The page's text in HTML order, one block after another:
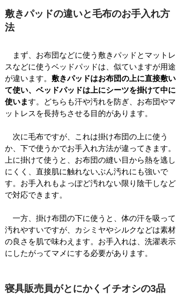
敷きパッドの違いと毛布のお手入れ方
法
まず、お布団などに使う敷きパッドとマットレ
スなどに使うベッドパッドは、似ていますが用途
が違います。 敷きパッドはお布団の上に直接敷い
て使い、ベッドパッドは上にシーツを掛けて中に
使います。どちらも汗や汚れを防ぎ、お布団やマ
ットレスを長持ちさせる目的があります。
次に毛布ですが、これは掛け布団の上に使う
か、下で使うかでお手入れ方法が違ってきます。
上に掛けて使うと、お布団の縫い目から熱を逃し
にくく、直接肌に触れないぶん汚れにも強いで
す。お手入れもよっぽど汚れない限り陰干しなど
で対応できます。
一方、掛け布団の下に使うと、体の汗を吸って
汚れやすいですが、カシミヤやシルクなどは素材
の良さを肌で味わえます。お手入れは、洗濯表示
にしたがってマメにする必要があります。
寝具販売員がとにかくイチオシの3品